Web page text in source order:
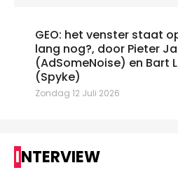
GEO: het venster staat
lang nog?, door Pieter
(AdSomeNoise) en Bart
(Spyke)
Zondag 12 Juli 2026
INTERVIEW